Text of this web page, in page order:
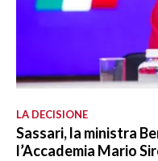
LA DECISIONE
Sassari, la ministra
l’Accademia Mario